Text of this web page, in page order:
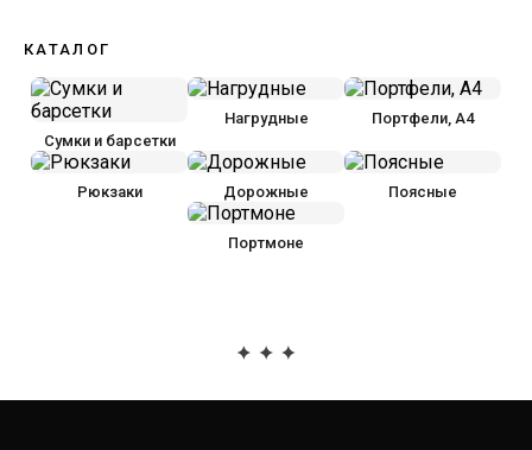
КАТАЛОГ
Сумки и барсетки
Нагрудные Портфели, А4
Рюкзаки Дорожные Поясные
Портмоне